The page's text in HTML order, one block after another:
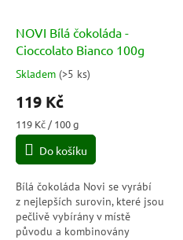
NOVI Bílá čokoláda -
Cioccolato Bianco 100g
Průměrné
hodnocení
produktu
je
5,0
5
hvězdiček.
Skladem (>5 ks)
119 Kč
Měrná
cena:
119 Kč / 100 g
Do košíku
Bílá čokoláda Novi se vyrábí
z nejlepších surovin, které jsou
pečlivě vybírány v místě
původu a kombinovány